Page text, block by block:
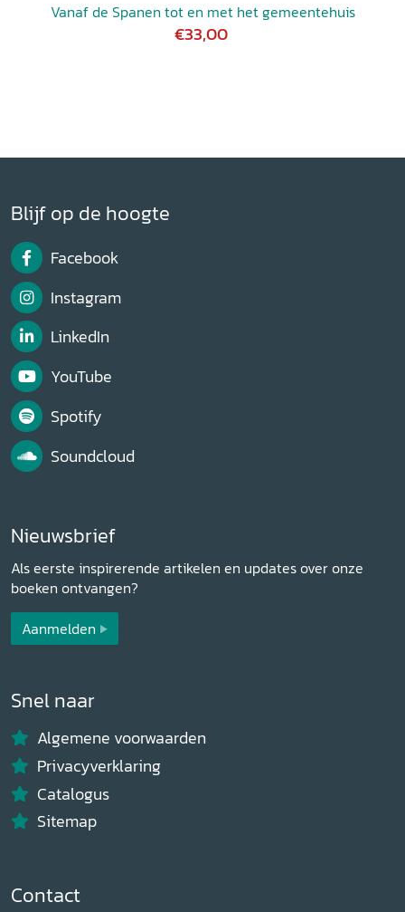
Vanaf de Spanen tot en met het gemeentehuis
€33,00
Blijf op de hoogte
Facebook
Instagram
LinkedIn
YouTube
Spotify
Soundcloud
Nieuwsbrief
Als eerste inspirerende artikelen en updates over onze
boeken ontvangen?
Aanmelden
Snel naar
Algemene voorwaarden
Privacyverklaring
Catalogus
Sitemap
Contact